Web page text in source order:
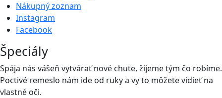
Nákupný zoznam
Instagram
Facebook
Špeciály
Spája nás vášeň vytvárať nové chute, žĳeme tým čo robíme.
Poctivé remeslo nám ide od ruky a vy to môžete vidieť na
vlastné oči.